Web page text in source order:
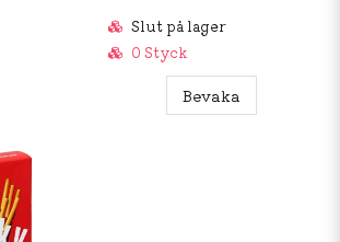
Slut på lager
0 Styck
Bevaka